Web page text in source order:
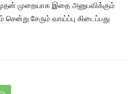
முறையாக இதை அனுபவிக்கும்
சென்று சேரும் வாய்ப்பு கிடைப்பது